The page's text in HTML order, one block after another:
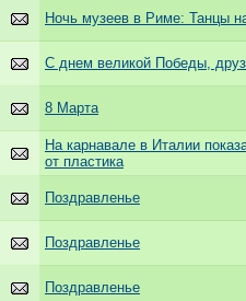
Ночь музеев в Риме: Танцы
С днем великой Победы,
8 Марта
На карнавале в Италии
от пластика
Поздравленье
Поздравленье
Поздравленье